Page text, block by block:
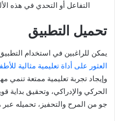
التفاعل أو التحدي في هذه
تحميل التطبيق
يمكن للراغبين في استخدام
العثور على أداة تعليمية مثالية
وإيجاد تجربة تعليمية ممتعة تنمي
الحركي والإدراكي، وتحقيق بداية
جو من المرح والتحفيز، تحميله عبر